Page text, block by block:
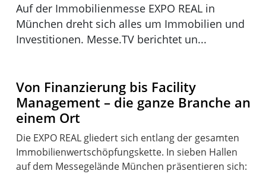
Auf der Immobilienmesse EXPO REAL in
München dreht sich alles um Immobilien und
Investitionen. Messe.TV berichtet un...
Von Finanzierung bis Facility
Management – die ganze Branche an
einem Ort
Die EXPO REAL gliedert sich entlang der gesamten
Immobilienwertschöpfungskette. In sieben Hallen
auf dem Messegelände München präsentieren sich: